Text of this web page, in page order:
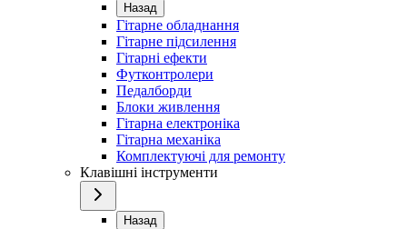
Назад
Гітарне обладнання
Гітарне підсилення
Гітарні ефекти
Футконтролери
Педалборди
Блоки живлення
Гітарна електроніка
Гітарна механіка
Комплектуючі для ремонту
Клавішні інструменти
Назад